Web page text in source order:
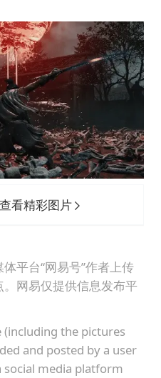
看精彩图片
平台“网易号”作者上传
网易仅提供信息发布平
(including the pictures
and posted by a user
social media platform